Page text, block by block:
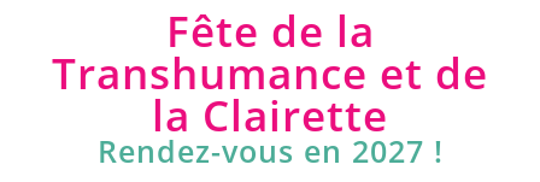
Fête de la
Transhumance et de
la Clairette
Rendez-vous en 2027 !